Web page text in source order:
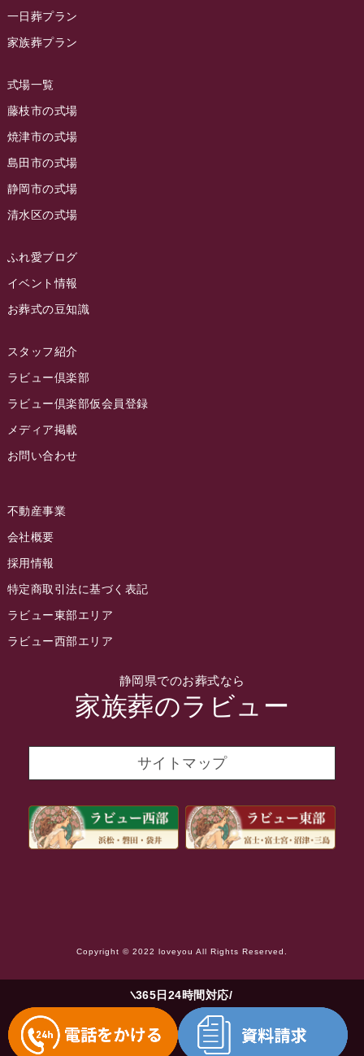
2023年10月
2023年9月
2023年7月
2023年6月
2023年5月
2023年4月
2023年3月
2023年2月
2023年1月
2022年12月
2022年9月
2022年8月
2022年7月
2022年5月
2022年4月
2022年3月
2021年9月
2021年8月
2021年7月
2021年6月
2021年1月
2020年12月
2020年11月
ラビュー藤枝茶町
ラビュー島田稲荷
ラビュー焼津石津
ラビュー藤枝駅北
ラビュー清水飯田
ラビュー西焼津
ラビュー島田六合
ラビュー金谷
ラビュー藤枝本町
静岡県でのお葬式なら
家族葬のラビュー
サイトマップ
一日葬プラン
家族葬プラン
式場一覧
藤枝市の式場
焼津市の式場
島田市の式場
静岡市の式場
清水区の式場
ふれ愛ブログ
イベント情報
お葬式の豆知識
スタッフ紹介
ラビュー倶楽部
ラビュー倶楽部仮会員登録
メディア掲載
お問い合わせ
不動産事業
会社概要
採用情報
特定商取引法に基づく表記
ラビュー東部エリア
ラビュー西部エリア
Copyright © 2022 loveyou All Rights Reserved.
365日24時間対応